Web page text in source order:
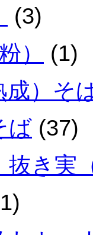
(3)
）
(1)
成）そ
ば (37)
き実